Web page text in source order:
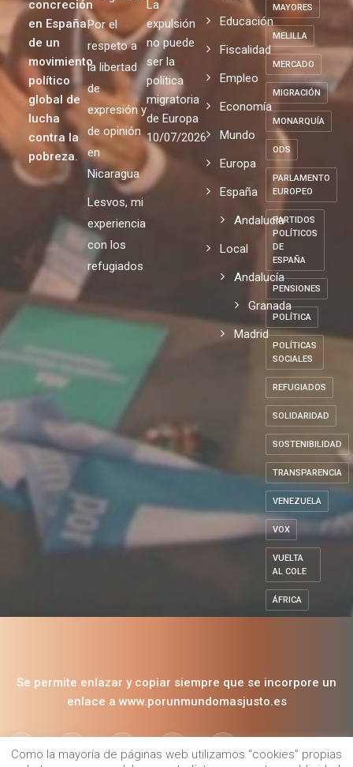
política.
M+J es la
concreción
en España
de un
movimiento
político
global de
lucha
contra la
las
personas
refugiadas
respeto a
la libertad
de
expresión y
de opinión
en
Nicaragua
Lesvos, mi
experiencia
refugiados
Andalucía.
21/07/2026
La
expulsión
no puede
ser la
política
migratoria
de Europa
10/07/2026
ambiente
Paz
Educación
Fiscalidad
Empleo
Economía
Mundo
Europa
España
Andalucia
Local
Andalucía
Granada
JUSTICIA
SOCIAL
MAYORES
MELILLA
MERCADO
MIGRACIÓN
MONARQUÍA
ODS
PARLAMENTO
EUROPEO
PARTIDOS
POLÍTICOS
DE
ESPAÑA
PENSIONES
POLÍTICA
POLÍTICAS
SOCIALES
REFUGIADOS
SOLIDARIDAD
SOSTENIBILIDAD
TRANSPARENCIA
VENEZUELA
VOX
VUELTA
Se permite enlazar y copiar siempre que se incorpore un
enlace a www.porunmundomasjusto.es
Como la mayoría de páginas web utilizamos “cookies” propias